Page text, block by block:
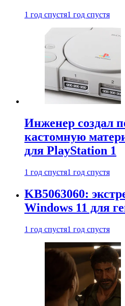
1 год спустя1 год спустя
Инженер создал
кастомную
для PlayStation 1
1 год спустя1 год спустя
KB5063060:
Windows 11 для
1 год спустя1 год спустя